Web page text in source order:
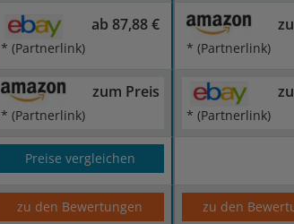
ab 87,88 €
* (Partnerlink) * (Partnerlink)
zum Preis
* (Partnerlink) * (Partnerlink)
Preise vergleichen
zu den Bewertungen zu den